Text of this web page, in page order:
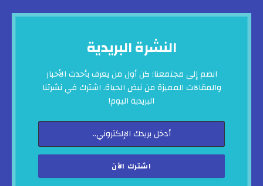
النشرة البريدية
انضم إلى مجتمعنا: كن أول من يعرف بأحدث الأخبار
والمقالات المميزة من نبض الحياة. اشترك في نشرتنا
البريدية اليوم!